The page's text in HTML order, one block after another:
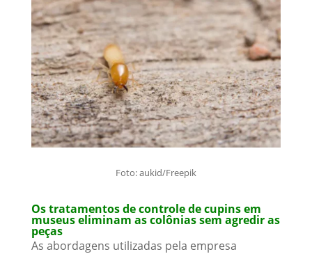
Foto: aukid/Freepik
Os tratamentos de controle de cupins em
museus eliminam as colônias sem agredir as
peças
As abordagens utilizadas pela empresa